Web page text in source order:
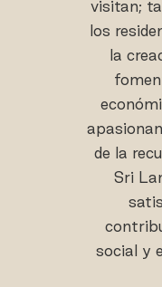
visitan;
los
la
de la
Sri
social y